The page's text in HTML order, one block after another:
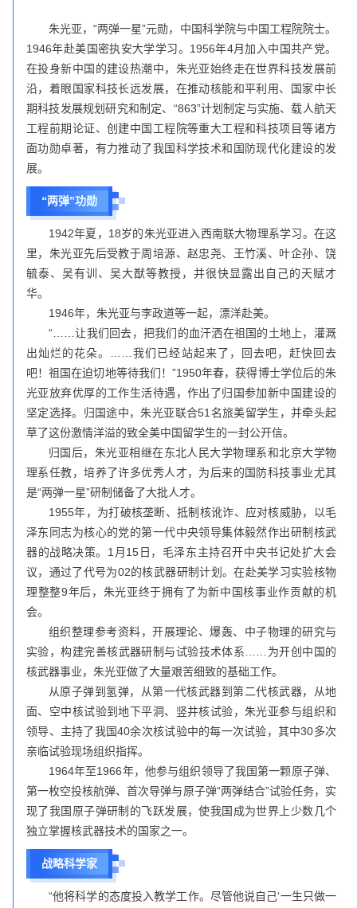
朱光亚，“两弹一星”元勋，中国科学院与中国工程院院士。
1946年赴美国密执安大学学习。1956年4月加入中国共产党。
在投身新中国的建设热潮中，朱光亚始终走在世界科技发展前
沿，着眼国家科技长远发展，在推动核能和平利用、国家中长
期科技发展规划研究和制定、“863”计划制定与实施、载人航天
工程前期论证、创建中国工程院等重大工程和科技项目等诸方
面功勋卓著，有力推动了我国科学技术和国防现代化建设的发
展。
“两弹”功勋
1942年夏，18岁的朱光亚进入西南联大物理系学习。在这
里，朱光亚先后受教于周培源、赵忠尧、王竹溪、叶企孙、饶
毓泰、吴有训、吴大猷等教授，并很快显露出自己的天赋才
华。
1946年，朱光亚与李政道等一起，漂洋赴美。
“……让我们回去，把我们的血汗洒在祖国的土地上，灌溉
出灿烂的花朵。……我们已经站起来了，回去吧，赶快回去
吧！祖国在迫切地等待我们！”1950年春，获得博士学位后的朱
光亚放弃优厚的工作生活待遇，作出了归国参加新中国建设的
坚定选择。归国途中，朱光亚联合51名旅美留学生，并牵头起
草了这份激情洋溢的致全美中国留学生的一封公开信。
归国后，朱光亚相继在东北人民大学物理系和北京大学物
理系任教，培养了许多优秀人才，为后来的国防科技事业尤其
是“两弹一星”研制储备了大批人才。
1955年，为打破核垄断、抵制核讹诈、应对核威胁，以毛
泽东同志为核心的党的第一代中央领导集体毅然作出研制核武
器的战略决策。1月15日，毛泽东主持召开中央书记处扩大会
议，通过了代号为02的核武器研制计划。在赴美学习实验核物
理整整9年后，朱光亚终于拥有了为新中国核事业作贡献的机
会。
组织整理参考资料，开展理论、爆轰、中子物理的研究与
实验，构建完善核武器研制与试验技术体系……为开创中国的
核武器事业，朱光亚做了大量艰苦细致的基础工作。
从原子弹到氢弹，从第一代核武器到第二代核武器，从地
面、空中核试验到地下平洞、竖井核试验，朱光亚参与组织和
领导、主持了我国40余次核试验中的每一次试验，其中30多次
亲临试验现场组织指挥。
1964年至1966年，他参与组织领导了我国第一颗原子弹、
第一枚空投核航弹、首次导弹与原子弹“两弹结合”试验任务，实
现了我国原子弹研制的飞跃发展，使我国成为世界上少数几个
独立掌握核武器技术的国家之一。
战略科学家
“他将科学的态度投入教学工作。尽管他说自己‘一生只做一